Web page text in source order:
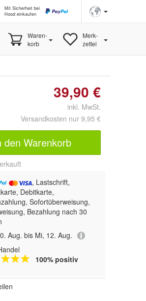
Mit Sicherheit bei
Hood einkaufen
Waren-
korb
Merk-
zettel
39,90 €
inkl. MwSt.
Versandkosten nur 9,95 €
den Warenkorb
, Lastschrift,
Debitkarte,
Sofortüberweisung,
Bezahlung nach 30
Aug. bis Mi, 12. Aug.
100% positiv